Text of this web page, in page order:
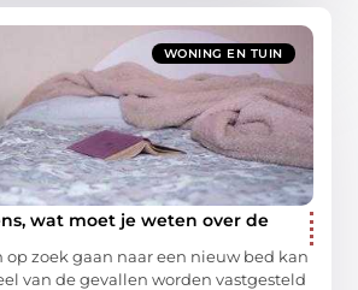
WONING EN TUIN
wat moet je weten over de
op zoek gaan naar een nieuw bed kan
van de gevallen worden vastgesteld